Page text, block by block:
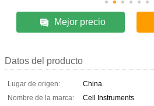
Mejor precio
Datos del producto
Lugar de origen:
China.
Nombre de la marca:
Cell Instruments